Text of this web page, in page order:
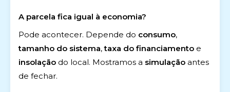
A parcela fica igual à economia?
Pode acontecer. Depende do consumo,
tamanho do sistema,taxa do financiamento e
insolação do local. Mostramos a simulação antes
de fechar.